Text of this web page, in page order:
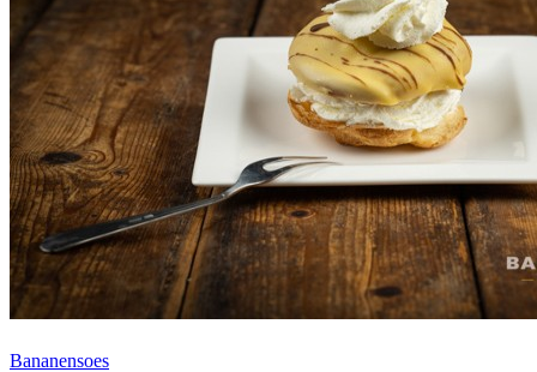
Bananensoes